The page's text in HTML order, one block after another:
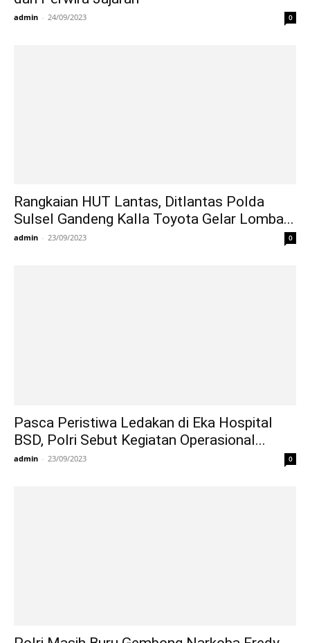
admin - 24/09/2023 0
Rangkaian HUT Lantas, Ditlantas Polda
Sulsel Gandeng Kalla Toyota Gelar Lomba...
admin - 23/09/2023 0
Pasca Peristiwa Ledakan di Eka Hospital
BSD, Polri Sebut Kegiatan Operasional...
admin - 23/09/2023 0